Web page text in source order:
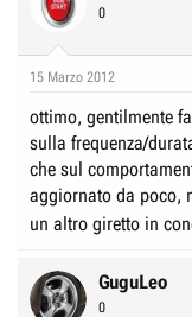
0
15 Marzo 2012
ottimo, gentilmente
sulla frequenza/
che sul
aggiornato da poco,
un altro giretto in
GuguLeo
0